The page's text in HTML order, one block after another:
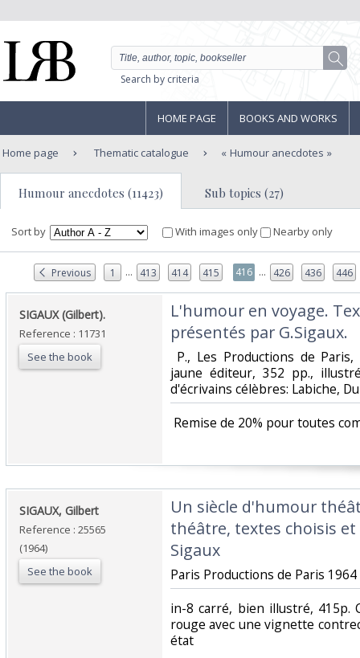
Search by criteria
HOME PAGE BOOKS AND WORKS
Home page Thematic catalogue Humour anecdotes
Humour anecdotes (11423) Sub topics (27)
Sort by With images only Nearby only
Previous 1 ... 413 414 415 416 ... 426 436 446
‎SIGAUX (Gilbert).‎
Reference : 11731
See the book
‎L'humour en voyage.
présentés par G.Sigaux.‎
P., Les Productions de
jaune éditeur, 352 pp.,
d'écrivains célèbres: Labiche,
Remise de 20% pour toutes
‎SIGAUX, Gilbert‎
Reference : 25565
(1964)
See the book
‎Un siècle d'humour
théâtre, textes choisis
Sigaux‎
‎Paris Productions de Paris 1964 ‎
‎in-8 carré, bien illustré, 415p.
rouge avec une vignette
état ‎